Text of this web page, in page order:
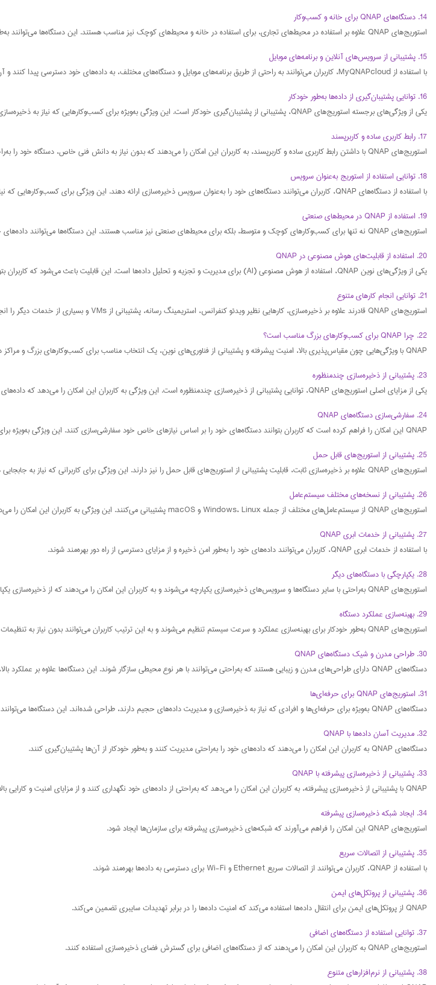
14. دستگاه‌های QNAP برای خانه و کسب‌وکار
استوریج‌های QNAP علاوه بر استفاده در محیط‌های تجاری، برای استفاده در خانه و محیط‌های کوچک نیز مناسب هستند. این دستگاه‌ها می‌توانند به‌طور همزمان نیازهای ذخیره‌سازی افراد و خانواده‌ها را برطرف کنند.
15. پشتیبانی از سرویس‌های آنلاین و برنامه‌های موبایل
با استفاده از MyQNAPcloud، کاربران می‌توانند به راحتی از طریق برنامه‌های موبایل و دستگاه‌های مختلف، به داده‌های خود دسترسی پیدا کنند و آن‌ها را مدیریت نمایند.
16. توانایی پشتیبان‌گیری از داده‌ها به‌طور خودکار
یکی از ویژگی‌های برجسته استوریج‌های QNAP، پشتیبانی از پشتیبان‌گیری خودکار است. این ویژگی به‌ویژه برای کسب‌وکارهایی که نیاز به ذخیره‌سازی داده‌های حیاتی دارند، بسیار مفید است.
17. رابط کاربری ساده و کاربرپسند
استوریج‌های QNAP با داشتن رابط کاربری ساده و کاربرپسند، به کاربران این امکان را می‌دهند که بدون نیاز به دانش فنی خاص، دستگاه خود را به‌راحتی راه‌اندازی و مدیریت کنند.
18. توانایی استفاده از استوریج به‌عنوان سرویس
با استفاده از دستگاه‌های QNAP، کاربران می‌توانند دستگاه‌های خود را به‌عنوان سرویس ذخیره‌سازی ارائه دهند. این ویژگی برای کسب‌وکارهایی که نیاز به ارائه خدمات ذخیره‌سازی به مشتریان خود دارند، بسیار کاربردی است.
19. استفاده از QNAP در محیط‌های صنعتی
استوریج‌های QNAP نه تنها برای کسب‌وکارهای کوچک و متوسط، بلکه برای محیط‌های صنعتی نیز مناسب هستند. این دستگاه‌ها می‌توانند داده‌های حجیم در محیط‌های تولیدی و صنعتی را به‌طور امن و کارآمد ذخیره کنند.
20. استفاده از قابلیت‌های هوش مصنوعی در QNAP
یکی از ویژگی‌های نوین QNAP، استفاده از هوش مصنوعی (AI) برای مدیریت و تجزیه و تحلیل داده‌ها است. این قابلیت باعث می‌شود که کاربران بتوانند داده‌ها را به‌طور هوشمندانه مدیریت کنند.
21. توانایی انجام کارهای متنوع
استوریج‌های QNAP قادرند علاوه بر ذخیره‌سازی، کارهایی نظیر ویدئو کنفرانس، استریمینگ رسانه، پشتیبانی از VMs و بسیاری از خدمات دیگر را انجام دهند.
22. چرا QNAP برای کسب‌وکارهای بزرگ مناسب است؟
QNAP با ویژگی‌هایی چون مقیاس‌پذیری بالا، امنیت پیشرفته و پشتیبانی از فناوری‌های نوین، یک انتخاب مناسب برای کسب‌وکارهای بزرگ و مراکز داده است که نیاز به ذخیره‌سازی و پردازش حجم بالای داده دارند.
23. پشتیبانی از ذخیره‌سازی چندمنظوره
یکی از مزایای اصلی استوریج‌های QNAP، توانایی پشتیبانی از ذخیره‌سازی چندمنظوره است. این ویژگی به کاربران این امکان را می‌دهد که داده‌های خود را به‌طور همزمان در محیط‌های مختلف ذخیره و مدیریت کنند.
24. سفارشی‌سازی دستگاه‌های QNAP
QNAP این امکان را فراهم کرده است که کاربران بتوانند دستگاه‌های خود را بر اساس نیازهای خاص خود سفارشی‌سازی کنند. این ویژگی به‌ویژه برای کسب‌وکارهایی که نیاز به ویژگی‌های خاصی دارند، بسیار مفید است.
25. پشتیبانی از استوریج‌های قابل حمل
استوریج‌های QNAP علاوه بر ذخیره‌سازی ثابت، قابلیت پشتیبانی از استوریج‌های قابل حمل را نیز دارند. این ویژگی برای کاربرانی که نیاز به جابجایی داده‌ها دارند، بسیار مناسب است.
26. پشتیبانی از نسخه‌های مختلف سیستم‌عامل
استوریج‌های QNAP از سیستم‌عامل‌های مختلف از جمله Windows، Linux و macOS پشتیبانی می‌کنند. این ویژگی به کاربران این امکان را می‌دهد که به راحتی از دستگاه‌های مختلف برای دسترسی به داده‌های خود استفاده کنند.
27. پشتیبانی از خدمات ابری QNAP
با استفاده از خدمات ابری QNAP، کاربران می‌توانند داده‌های خود را به‌طور امن ذخیره و از مزایای دسترسی از راه دور بهره‌مند شوند.
28. یکپارچگی با دستگاه‌های دیگر
استوریج‌های QNAP به‌راحتی با سایر دستگاه‌ها و سرویس‌های ذخیره‌سازی یکپارچه می‌شوند و به کاربران این امکان را می‌دهند که از ذخیره‌سازی یکپارچه بهره‌مند شوند.
29. بهینه‌سازی عملکرد دستگاه
استوریج‌های QNAP به‌طور خودکار برای بهینه‌سازی عملکرد و سرعت سیستم تنظیم می‌شوند و به این ترتیب کاربران می‌توانند بدون نیاز به تنظیمات پیچیده، از عملکرد بهینه بهره‌مند شوند.
30. طراحی مدرن و شیک دستگاه‌های QNAP
دستگاه‌های QNAP دارای طراحی‌های مدرن و زیبایی هستند که به‌راحتی می‌توانند با هر نوع محیطی سازگار شوند. این دستگاه‌ها علاوه بر عملکرد بالا، ظاهری شیک و جذاب دارند.
31. استوریج‌های QNAP برای حرفه‌ای‌ها
دستگاه‌های QNAP به‌ویژه برای حرفه‌ای‌ها و افرادی که نیاز به ذخیره‌سازی و مدیریت داده‌های حجیم دارند، طراحی شده‌اند. این دستگاه‌ها می‌توانند حجم بالایی از داده‌ها را با سرعت و کارایی بالا پردازش کنند.
32. مدیریت آسان داده‌ها با QNAP
دستگاه‌های QNAP به کاربران این امکان را می‌دهند که داده‌های خود را به‌راحتی مدیریت کنند و به‌طور خودکار از آن‌ها پشتیبان‌گیری کنند.
33. پشتیبانی از ذخیره‌سازی پیشرفته با QNAP
QNAP با پشتیبانی از ذخیره‌سازی پیشرفته، به کاربران این امکان را می‌دهد که به‌راحتی از داده‌های خود نگهداری کنند و از مزایای امنیت و کارایی بالا بهره‌مند شوند.
34. ایجاد شبکه ذخیره‌سازی پیشرفته
استوریج‌های QNAP این امکان را فراهم می‌آورند که شبکه‌های ذخیره‌سازی پیشرفته برای سازمان‌ها ایجاد شود.
35. پشتیبانی از اتصالات سریع
با استفاده از QNAP، کاربران می‌توانند از اتصالات سریع Ethernet و Wi-Fi برای دسترسی به داده‌ها بهره‌مند شوند.
36. پشتیبانی از پروتکل‌های ایمن
QNAP از پروتکل‌های ایمن برای انتقال داده‌ها استفاده می‌کند که امنیت داده‌ها را در برابر تهدیدات سایبری تضمین می‌کند.
37. توانایی استفاده از دستگاه‌های اضافی
استوریج‌های QNAP به کاربران این امکان را می‌دهند که از دستگاه‌های اضافی برای گسترش فضای ذخیره‌سازی استفاده کنند.
38. پشتیبانی از نرم‌افزارهای متنوع